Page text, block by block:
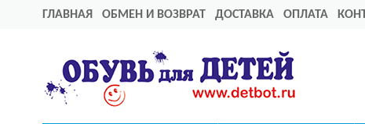
ГЛАВНАЯ ОБМЕН И ВОЗВРАТ ДОСТАВКА ОПЛАТА